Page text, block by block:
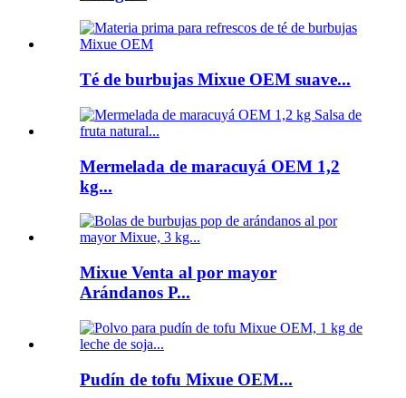
Té de burbujas Mixue OEM suave...
Mermelada de maracuyá OEM 1,2
kg...
Mixue Venta al por mayor
Arándanos P...
Pudín de tofu Mixue OEM...